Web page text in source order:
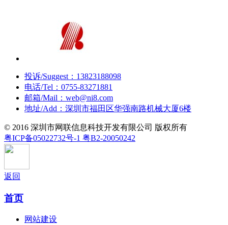
投诉/Suggest：13823188098
电话/Tel：0755-83271881
邮箱/Mail：web@ni8.com
地址/Add：深圳市福田区华强南路机械大厦6楼
© 2016 深圳市网联信息科技开发有限公司 版权所有
粤ICP备05022732号-1 粤B2-20050242
返回
首页
网站建设